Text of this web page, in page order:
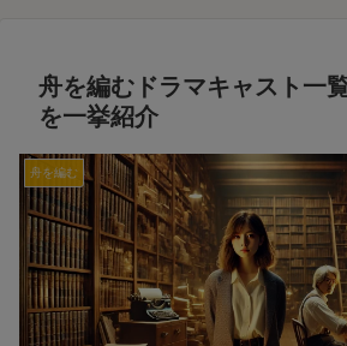
舟を編むドラマキャスト一
を一挙紹介
舟を編む